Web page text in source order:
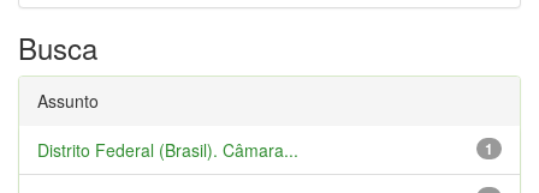
Busca
Assunto
1
Distrito Federal (Brasil). Câmara...